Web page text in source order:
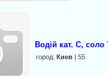
Водій кат. C,
город: Киев| 55